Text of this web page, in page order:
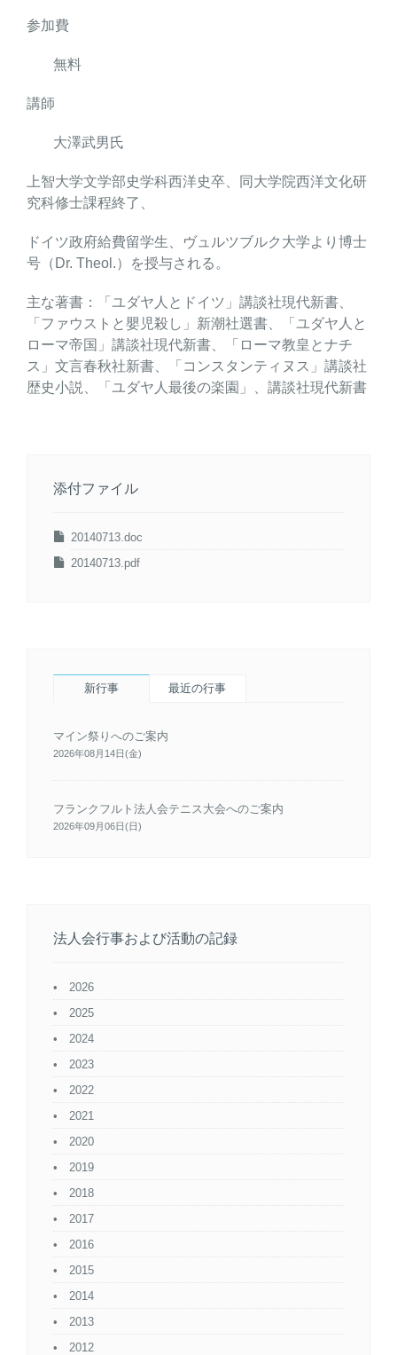
参加費
無料
講師
大澤武男氏
上智大学文学部史学科西洋史卒、同大学院西洋文化研
究科修士課程終了、
ドイツ政府給費留学生、ヴュルツブルク大学より博士
号（Dr. Theol.）を授与される。
主な著書：「ユダヤ人とドイツ」講談社現代新書、
「ファウストと嬰児殺し」新潮社選書、「ユダヤ人と
ローマ帝国」講談社現代新書、「ローマ教皇とナチ
ス」文言春秋社新書、「コンスタンティヌス」講談社
歴史小説、「ユダヤ人最後の楽園」、講談社現代新書
添付ファイル
20140713.doc
20140713.pdf
新行事 最近の行事
マイン祭りへのご案内
2026年08月14日(金)
フランクフルト法人会テニス大会へのご案内
2026年09月06日(日)
法人会行事および活動の記録
2026
2025
2024
2023
2022
2021
2020
2019
2018
2017
2016
2015
2014
2013
2012